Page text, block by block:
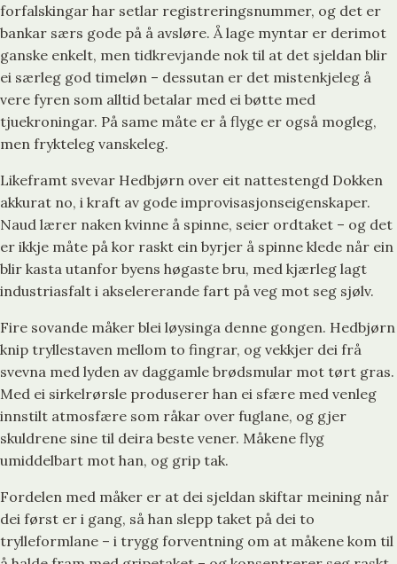
forfalskingar har setlar registreringsnummer, og det er
bankar særs gode på å avsløre. Å lage myntar er derimot
ganske enkelt, men tidkrevjande nok til at det sjeldan blir
ei særleg god timeløn – dessutan er det mistenkjeleg å
vere fyren som alltid betalar med ei bøtte med
tjuekroningar. På same måte er å flyge er også mogleg,
men frykteleg vanskeleg.
Likeframt svevar Hedbjørn over eit nattestengd Dokken
akkurat no, i kraft av gode improvisasjonseigenskaper.
Naud lærer naken kvinne å spinne, seier ordtaket – og det
er ikkje måte på kor raskt ein byrjer å spinne klede når ein
blir kasta utanfor byens høgaste bru, med kjærleg lagt
industriasfalt i akselererande fart på veg mot seg sjølv.
Fire sovande måker blei løysinga denne gongen. Hedbjørn
knip tryllestaven mellom to fingrar, og vekkjer dei frå
svevna med lyden av daggamle brødsmular mot tørt gras.
Med ei sirkelrørsle produserer han ei sfære med venleg
innstilt atmosfære som råkar over fuglane, og gjer
skuldrene sine til deira beste vener. Måkene flyg
umiddelbart mot han, og grip tak.
Fordelen med måker er at dei sjeldan skiftar meining når
dei først er i gang, så han slepp taket på dei to
trylleformlane – i trygg forventning om at måkene kom til